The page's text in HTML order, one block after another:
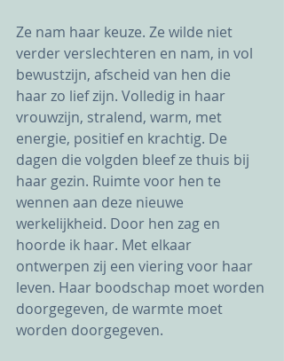
Ze nam haar keuze. Ze wilde niet
verder verslechteren en nam, in vol
bewustzijn, afscheid van hen die
haar zo lief zijn. Volledig in haar
vrouwzijn, stralend, warm, met
energie, positief en krachtig. De
dagen die volgden bleef ze thuis bij
haar gezin. Ruimte voor hen te
wennen aan deze nieuwe
werkelijkheid. Door hen zag en
hoorde ik haar. Met elkaar
ontwerpen zij een viering voor haar
leven. Haar boodschap moet worden
doorgegeven, de warmte moet
worden doorgegeven.